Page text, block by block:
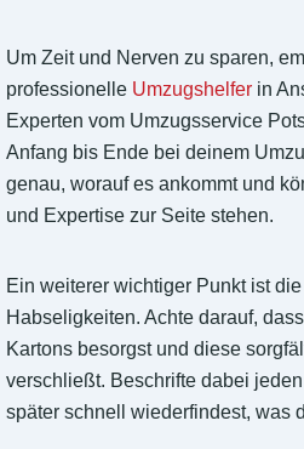
Um Zeit und Nerven zu sparen,
professionelle Umzugshelfer in
Experten vom Umzugsservice
Anfang bis Ende bei deinem
genau, worauf es ankommt und
und Expertise zur Seite stehen.
Ein weiterer wichtiger Punkt ist
Habseligkeiten. Achte darauf,
Kartons besorgst und diese
verschließt. Beschrifte dabei
später schnell wiederfindest, was